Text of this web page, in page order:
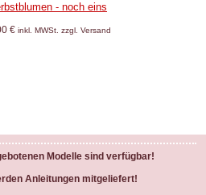
- noch eins
€ inkl. MWSt. zzgl. Versand
Modelle sind verfügbar!
Anleitungen mitgeliefert!